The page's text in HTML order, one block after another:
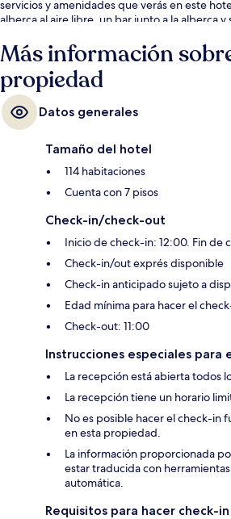
servicios y amenidades que verás en este
alberca al aire libre, un bar junto a la alberca y
Más información
propiedad
Datos generales
Tamaño del hotel
114 habitaciones
Cuenta con 7 pisos
Check-in/check-out
Inicio de check-in: 12:00. Fin de
Check-in/out exprés disponible
Check-in anticipado sujeto a
Edad mínima para hacer el
Check-out: 11:00
Instrucciones especiales para
La recepción está abierta todos
La recepción tiene un horario
No es posible hacer el check-in
en esta propiedad.
La información proporcionada
estar traducida con
automática.
Requisitos para hacer check-in